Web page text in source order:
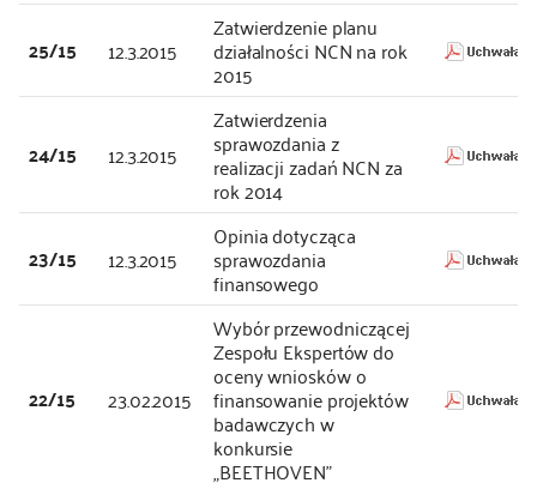
25/15 12.3.2015
Zatwierdzenie planu
działalności NCN na rok
2015
24/15 12.3.2015
Zatwierdzenia
sprawozdania z
realizacji zadań NCN za
rok 2014
23/15 12.3.2015
Opinia dotycząca
sprawozdania
finansowego
22/15 23.02.2015
Wybór przewodniczącej
Zespołu Ekspertów do
oceny wniosków o
finansowanie projektów
badawczych w
konkursie
„BEETHOVEN”